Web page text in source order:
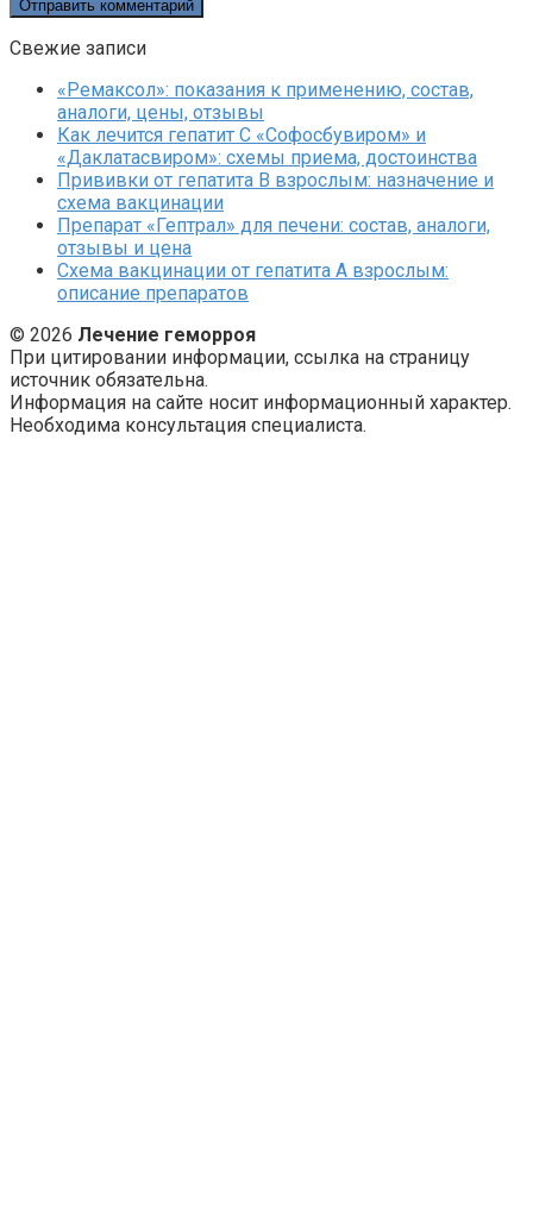
Свежие записи
«Ремаксол»: показания к применению, состав,
аналоги, цены, отзывы
Как лечится гепатит C «Софосбувиром» и
«Даклатасвиром»: схемы приема, достоинства
Прививки от гепатита В взрослым: назначение и
схема вакцинации
Препарат «Гептрал» для печени: состав, аналоги,
отзывы и цена
Схема вакцинации от гепатита А взрослым:
описание препаратов
© 2026 Лечение геморроя
При цитировании информации, ссылка на страницу
источник обязательна.
Информация на сайте носит информационный характер.
Необходима консультация специалиста.